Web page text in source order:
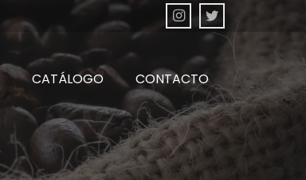
CATÁLOGO CONTACTO